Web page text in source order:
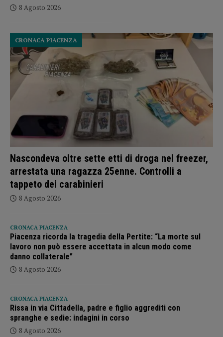
8 Agosto 2026
Nascondeva oltre sette etti di droga nel freezer,
arrestata una ragazza 25enne. Controlli a
tappeto dei carabinieri
CRONACA PIACENZA
8 Agosto 2026
CRONACA PIACENZA
Piacenza ricorda la tragedia della Pertite: “La morte sul
lavoro non può essere accettata in alcun modo come
danno collaterale”
8 Agosto 2026
CRONACA PIACENZA
Rissa in via Cittadella, padre e figlio aggrediti con
spranghe e sedie: indagini in corso
8 Agosto 2026